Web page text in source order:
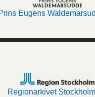
Eugens
Regionarkivet Stockholm